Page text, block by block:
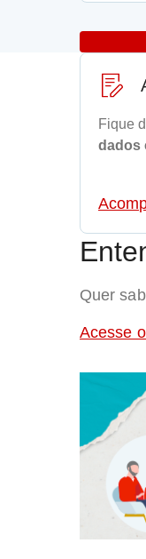
Fique
dados
Quer
Acesse